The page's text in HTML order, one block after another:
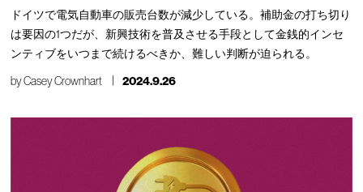
ドイツで電気自動車の販売台数が減少している。補助金の打ち切り
は要因の1つだが、新興技術を普及させる手段として金銭的インセ
ンティブをいつまで続けるべきか、難しい判断が迫られる。
byCasey Crownhart 2024.9.26